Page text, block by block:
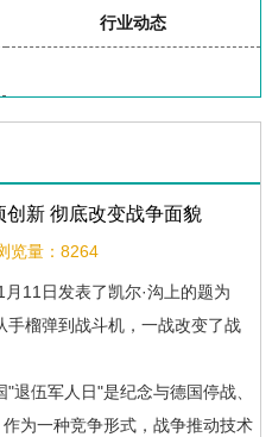
行业动态
新 彻底改变战争面貌
览量：8264
11日发表了凯尔·沟上的题为
手榴弹到战斗机，一战改变了战
退伍军人日"是纪念与德国停战、
为一种竞争形式，战争推动技术